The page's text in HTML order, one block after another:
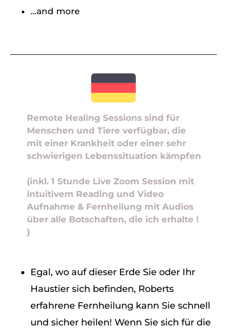
…and more
Remote Healing Sessions sind für
Menschen und Tiere verfügbar, die
mit einer Krankheit oder einer sehr
schwierigen Lebenssituation kämpfen
(inkl. 1 Stunde Live Zoom Session mit
intuitivem Reading und Video
Aufnahme & Fernheilung mit Audios
über alle Botschaften, die ich erhalte !
)
Egal, wo auf dieser Erde Sie oder Ihr
Haustier sich befinden, Roberts
erfahrene Fernheilung kann Sie schnell
und sicher heilen! Wenn Sie sich für die